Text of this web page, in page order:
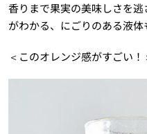
香りまで果実の美味しさを
がわかる、にごりのある液体
＜このオレンジ感がすごい！